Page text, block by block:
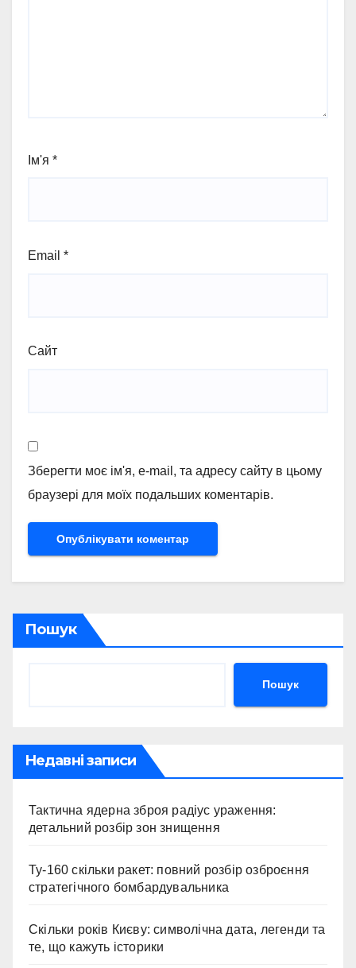
Ім'я *
Email *
Сайт
Зберегти моє ім'я, e-mail, та адресу сайту в цьому
браузері для моїх подальших коментарів.
Пошук
Пошук
Недавні записи
Тактична ядерна зброя радіус ураження:
детальний розбір зон знищення
Ту-160 скільки ракет: повний розбір озброєння
стратегічного бомбардувальника
Скільки років Києву: символічна дата, легенди та
те, що кажуть історики